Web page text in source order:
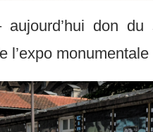
don du
l’expo